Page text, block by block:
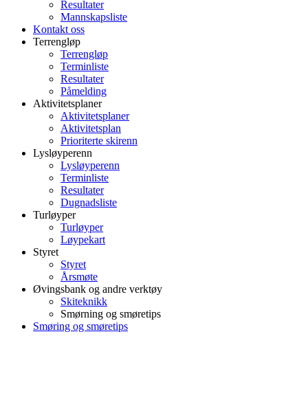
Resultater
Mannskapsliste
Kontakt oss
Terrengløp
Terrengløp
Terminliste
Resultater
Påmelding
Aktivitetsplaner
Aktivitetsplaner
Aktivitetsplan
Prioriterte skirenn
Lysløyperenn
Lysløyperenn
Terminliste
Resultater
Dugnadsliste
Turløyper
Turløyper
Løypekart
Styret
Styret
Årsmøte
Øvingsbank og andre verktøy
Skiteknikk
Smørning og smøretips
Smøring og smøretips